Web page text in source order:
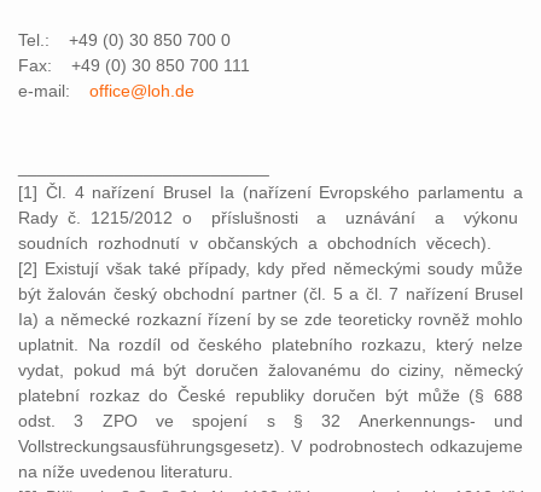
Tel.: +49 (0) 30 850 700 0
Fax: +49 (0) 30 850 700 111
e-mail: office@loh.de
[1] Čl. 4 nařízení Brusel Ia (nařízení Evropského parlamentu a
Rady č. 1215/2012 o příslušnosti a uznávání a výkonu
soudních rozhodnutí v občanských a obchodních věcech).
[2] Existují však také případy, kdy před německými soudy může
být žalován český obchodní partner (čl. 5 a čl. 7 nařízení Brusel
Ia) a německé rozkazní řízení by se zde teoreticky rovněž mohlo
uplatnit. Na rozdíl od českého platebního rozkazu, který nelze
vydat, pokud má být doručen žalovanému do ciziny, německý
platební rozkaz do České republiky doručen být může (§ 688
odst. 3 ZPO ve spojení s § 32 Anerkennungs- und
Vollstreckungsausführungsgesetz). V podrobnostech odkazujeme
na níže uvedenou literaturu.